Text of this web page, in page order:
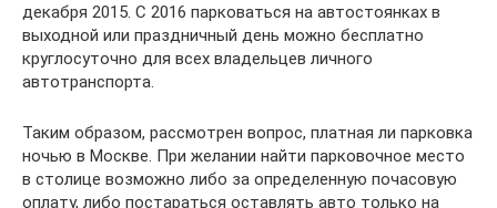
декабря 2015. С 2016 парковаться на автостоянках в
выходной или праздничный день можно бесплатно
круглосуточно для всех владельцев личного
автотранспорта.
Таким образом, рассмотрен вопрос, платная ли парковка
ночью в Москве. При желании найти парковочное место
в столице возможно либо за определенную почасовую
оплату, либо постараться оставлять авто только на